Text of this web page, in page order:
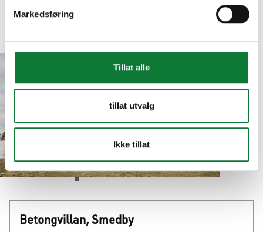
Markedsføring
Tillat alle
tillat utvalg
Ikke tillat
Betongvillan,
Smedby
Private living Kalmar län, Sverige
Betongvillan, Smedby